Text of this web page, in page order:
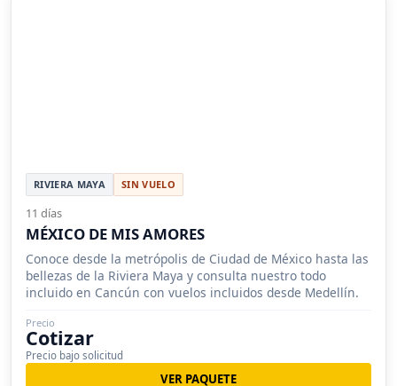
RIVIERA MAYA SIN VUELO
11 días
MÉXICO DE MIS AMORES
Conoce desde la metrópolis de Ciudad de México hasta las
bellezas de la Riviera Maya y consulta nuestro todo
incluido en Cancún con vuelos incluidos desde Medellín.
Precio
Cotizar
Precio bajo solicitud
VER PAQUETE